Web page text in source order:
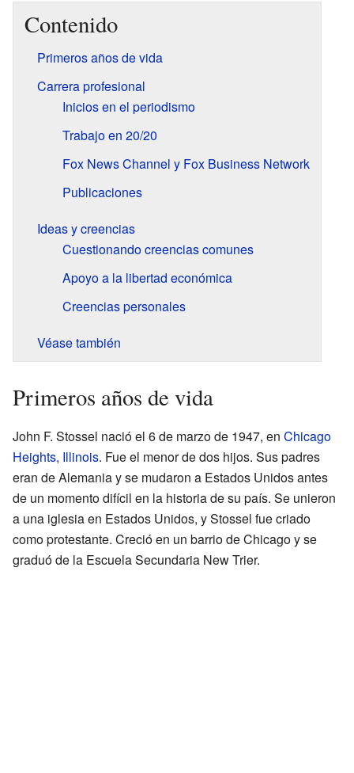
Contenido
Primeros años de vida
Carrera profesional
Inicios en el periodismo
Trabajo en 20/20
Fox News Channel y Fox Business Network
Publicaciones
Ideas y creencias
Cuestionando creencias comunes
Apoyo a la libertad económica
Creencias personales
Véase también
Primeros años de vida
John F. Stossel nació el 6 de marzo de 1947, en Chicago
Heights, Illinois. Fue el menor de dos hijos. Sus padres
eran de Alemania y se mudaron a Estados Unidos antes
de un momento difícil en la historia de su país. Se unieron
a una iglesia en Estados Unidos, y Stossel fue criado
como protestante. Creció en un barrio de Chicago y se
graduó de la Escuela Secundaria New Trier.